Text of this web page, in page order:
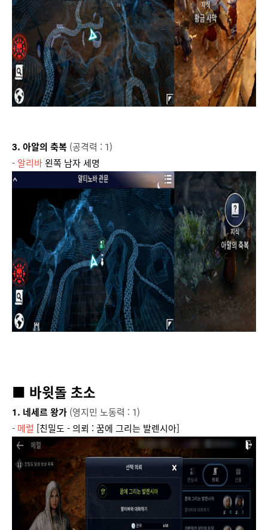
3. 아알의 축복 (공격력 : 1)
- 알리바 왼쪽 남자 세명
■ 바윗돌 초소
1. 네세르 왕가 (영지민 노동력 : 1)
- 메럴 [친밀도 - 의뢰 : 꿈에 그리는 발렌시아]